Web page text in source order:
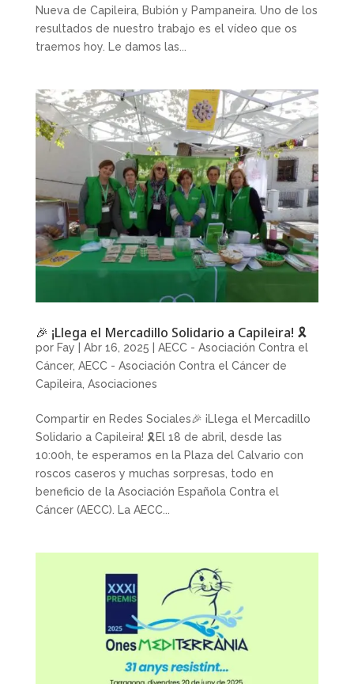
Nueva de Capileira, Bubión y Pampaneira. Uno de los
resultados de nuestro trabajo es el vídeo que os
traemos hoy. Le damos las...
🎉 ¡Llega el Mercadillo Solidario a Capileira! 🎗
por Fay Abr 16, 2025
AECC - Asociación Contra el
Cáncer, AECC - Asociación Contra el Cáncer de
Capileira, Asociaciones
Compartir en Redes Sociales🎉 ¡Llega el Mercadillo
Solidario a Capileira! 🎗El 18 de abril, desde las
10:00h, te esperamos en la Plaza del Calvario con
roscos caseros y muchas sorpresas, todo en
beneficio de la Asociación Española Contra el
Cáncer (AECC). La AECC...